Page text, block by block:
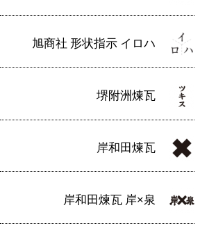
旭商社 形状指示 イロハ
堺附洲煉瓦
岸和田煉瓦
岸和田煉瓦 岸×泉